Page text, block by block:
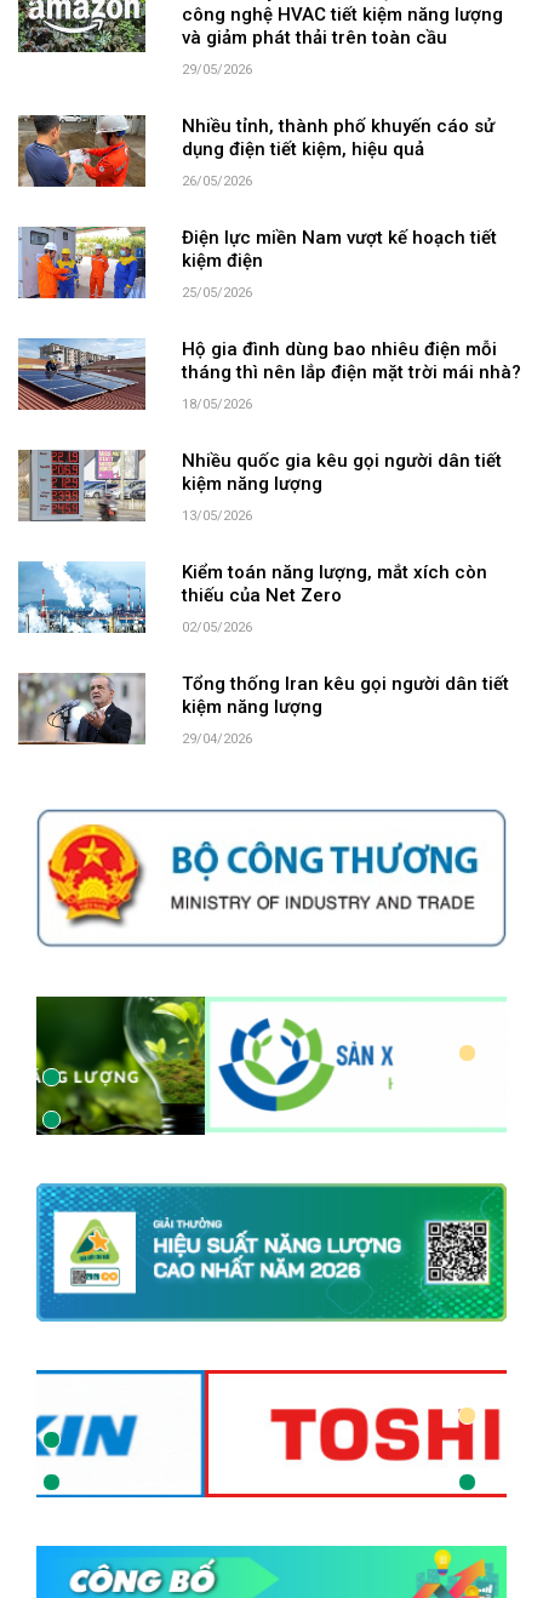
công nghệ HVAC tiết kiệm năng lượng
và giảm phát thải trên toàn cầu
29/05/2026
Nhiều tỉnh, thành phố khuyến cáo sử
dụng điện tiết kiệm, hiệu quả
26/05/2026
Điện lực miền Nam vượt kế hoạch tiết
kiệm điện
25/05/2026
Hộ gia đình dùng bao nhiêu điện mỗi
tháng thì nên lắp điện mặt trời mái nhà?
18/05/2026
Nhiều quốc gia kêu gọi người dân tiết
kiệm năng lượng
13/05/2026
Kiểm toán năng lượng, mắt xích còn
thiếu của Net Zero
02/05/2026
Tổng thống Iran kêu gọi người dân tiết
kiệm năng lượng
29/04/2026